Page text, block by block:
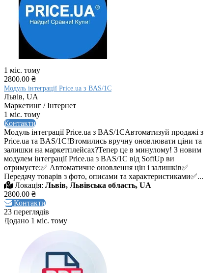
1 міс. тому
2800.00 ₴
Модуль інтеграції Price.ua з BAS/1C
Львів, UA
Маркетинг / Інтернет
1 міс. тому
Контакти
Модуль інтеграції Price.ua з BAS/1CАвтоматизуй продажі з
Price.ua та BAS/1С!Втомились вручну оновлювати ціни та
залишки на маркетплейсах?Тепер це в минулому! З новим
модулем інтеграції Price.ua з BAS/1С від SoftUp ви
отримуєте:✅ Автоматичне оновлення цін і залишків✅
Передачу товарів з фото, описами та характеристиками✅...
Локація: Львів, Львівська область, UA
2800.00 ₴
Контакти
23 переглядів
Додано 1 міс. тому